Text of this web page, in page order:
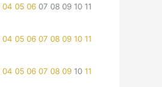
04 05 06 07 08 09 10 11
04 05 06 07 08 09 10 11
04 05 06 07 08 09 10 11